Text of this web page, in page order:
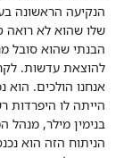
הנקיעה הראשונה
שלו שהוא לא רואה
הבנתי שהוא סובל
להוצאת עדשות.
אנחנו הולכים. הוא
הייתה לו היפרדות
בנימין מילר,
הניתוח הזה הוא